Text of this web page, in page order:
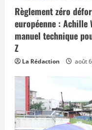
o
i
t
d
e
s
f
f
n
s
l
e
Règlement zéro
européenne : Achille
manuel technique
Z
La Rédaction août